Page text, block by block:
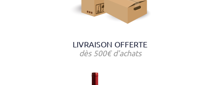
LIVRAISON OFFERTE
dès 500€ d'achats